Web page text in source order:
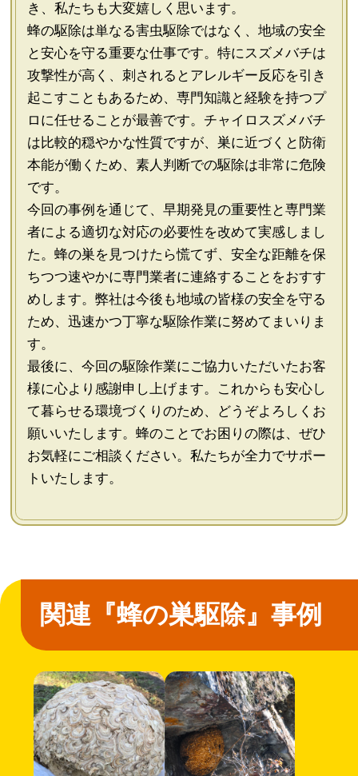
き、私たちも大変嬉しく思います。
蜂の駆除は単なる害虫駆除ではなく、地域の安全
と安心を守る重要な仕事です。特にスズメバチは
攻撃性が高く、刺されるとアレルギー反応を引き
起こすこともあるため、専門知識と経験を持つプ
ロに任せることが最善です。チャイロスズメバチ
は比較的穏やかな性質ですが、巣に近づくと防衛
本能が働くため、素人判断での駆除は非常に危険
です。
今回の事例を通じて、早期発見の重要性と専門業
者による適切な対応の必要性を改めて実感しまし
た。蜂の巣を見つけたら慌てず、安全な距離を保
ちつつ速やかに専門業者に連絡することをおすす
めします。弊社は今後も地域の皆様の安全を守る
ため、迅速かつ丁寧な駆除作業に努めてまいりま
す。
最後に、今回の駆除作業にご協力いただいたお客
様に心より感謝申し上げます。これからも安心し
て暮らせる環境づくりのため、どうぞよろしくお
願いいたします。蜂のことでお困りの際は、ぜひ
お気軽にご相談ください。私たちが全力でサポー
トいたします。
関連『蜂の巣駆除』事例